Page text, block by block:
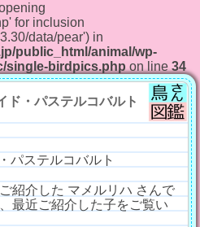
for inclusion
data/pear') in
public_html/animal/wp-
single-birdpics.php on line 34
ド・パステルコバルト
パステルコバルト
紹介した マメルリハ さんで
最近ご紹介した子をご覧い